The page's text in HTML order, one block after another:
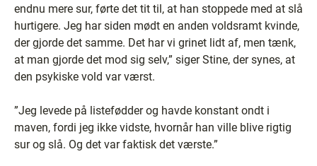
endnu mere sur, førte det tit til, at han stoppede med at slå
hurtigere. Jeg har siden mødt en anden voldsramt kvinde,
der gjorde det samme. Det har vi grinet lidt af, men tænk,
at man gjorde det mod sig selv,” siger Stine, der synes, at
den psykiske vold var værst.
”Jeg levede på listefødder og havde konstant ondt i
maven, fordi jeg ikke vidste, hvornår han ville blive rigtig
sur og slå. Og det var faktisk det værste.”